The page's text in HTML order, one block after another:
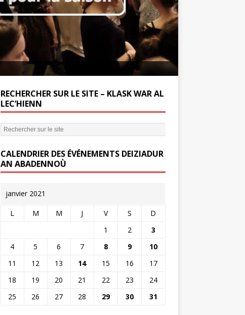
RECHERCHER SUR LE SITE – KLASK WAR AL
LEC’HIENN
CALENDRIER DES ÉVÉNEMENTS DEIZIADUR
AN ABADENNOÙ
janvier 2021
L M M J V S
D
1
2
3
4
5 6 7 8 9
10
11
12 13 14 15 16
17
18
19 20 21 22 23
24
25
26 27 28 29 30 31